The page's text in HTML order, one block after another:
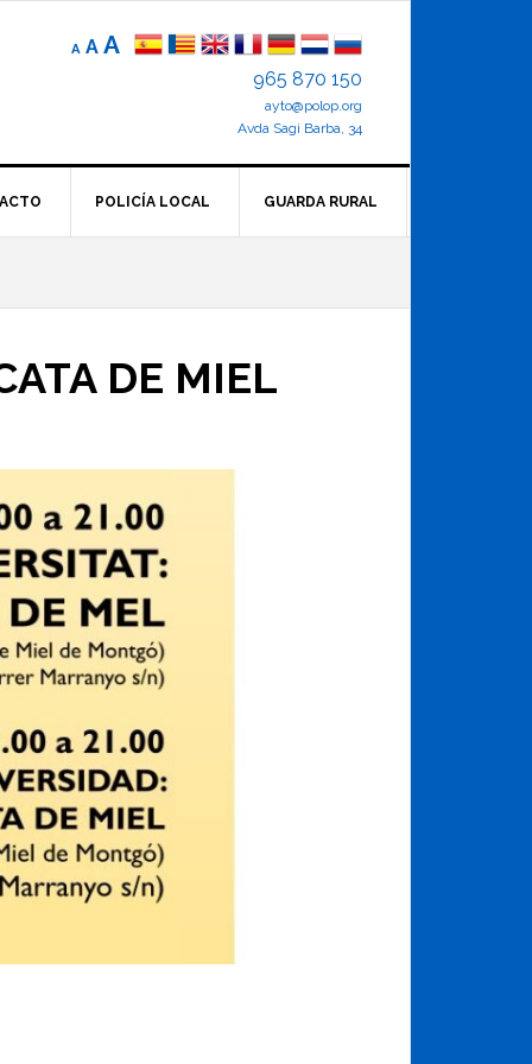
A
Reducir
elA Tamaño
AAumentar
de
letra
965 870 150
ayto@polop.org
Avda Sagi Barba, 34
POLICÍA LOCAL GUARDA RURAL
DE MIEL